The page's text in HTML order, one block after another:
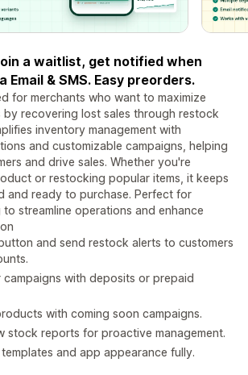
a waitlist, get notified when
Email & SMS. Easy preorders.
for merchants who want to maximize
by recovering lost sales through restock
inventory management with
and customizable campaigns, helping
and drive sales. Whether you're
or restocking popular items, it keeps
and ready to purchase. Perfect for
to streamline operations and enhance
and send restock alerts to customers
campaigns with deposits or prepaid
with coming soon campaigns.
stock reports for proactive management.
and app appearance fully.